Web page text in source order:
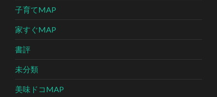
子育てMAP
家すぐMAP
書評
未分類
美味ドコMAP